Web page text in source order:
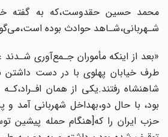
محمد حسین حقدوست،که به گفته
شـهربانی،شـاهد حوادث‌ بوده
«بعد از اینکه مأموران جـمع‌آوری شـدند
طرف خیابان‌ پهلوی‌ با در‌ دست‌ داشتن
شاهنشاه رفتند.یکی از همان
بود، با حال دو،بهداخل شهربانی آمد و
حزب‌ ایران را که‌[هنگام حمله پیشین‌